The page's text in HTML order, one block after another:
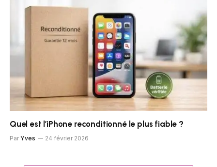
Quel est l’iPhone reconditionné le plus fiable ?
Par Yves 24 février 2026